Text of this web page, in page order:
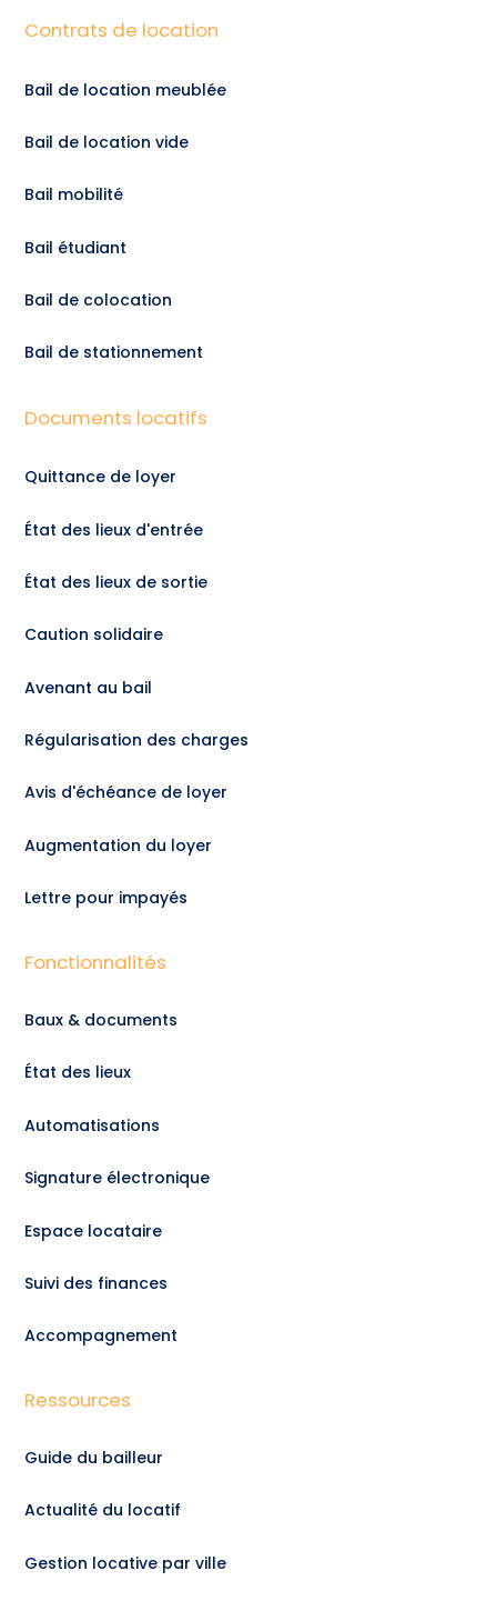
Contrats de location
Bail de location meublée
Bail de location vide
Bail mobilité
Bail étudiant
Bail de colocation
Bail de stationnement
Documents locatifs
Quittance de loyer
État des lieux d'entrée
État des lieux de sortie
Caution solidaire
Avenant au bail
Régularisation des charges
Avis d'échéance de loyer
Augmentation du loyer
Lettre pour impayés
Fonctionnalités
Baux & documents
État des lieux
Automatisations
Signature électronique
Espace locataire
Suivi des finances
Accompagnement
Ressources
Guide du bailleur
Actualité du locatif
Gestion locative par ville